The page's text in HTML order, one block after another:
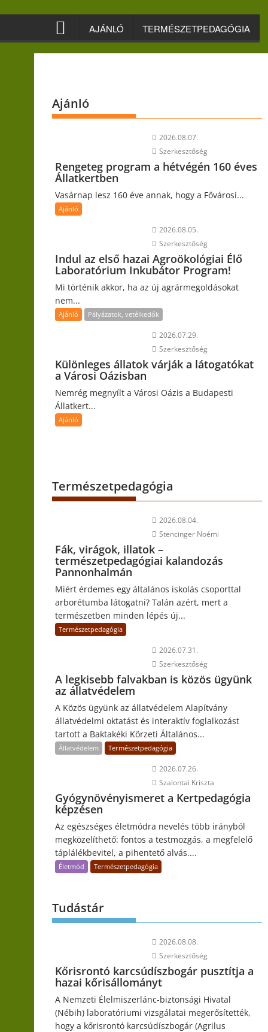
AJÁNLÓ TERMÉSZETPEDAGÓGIA
Ajánló
2026.08.07.
Szerkesztőség
Rengeteg program a hétvégén 160 éves
Állatkertben
Vasárnap lesz 160 éve annak, hogy a Fővárosi...
Ajánló
2026.08.05.
Szerkesztőség
Indul az első hazai Agroökológiai Élő
Laboratórium Inkubátor Program!
Mi történik akkor, ha az új agrármegoldásokat
nem...
Ajánló Pályázatok, vetélkedők
2026.07.29.
Szerkesztőség
Különleges állatok várják a látogatókat
a Városi Oázisban
Nemrég megnyílt a Városi Oázis a Budapesti
Állatkert...
Ajánló
Természetpedagógia
2026.08.04.
Stencinger Noémi
Fák, virágok, illatok –
természetpedagógiai kalandozás
Pannonhalmán
Miért érdemes egy általános iskolás csoporttal
arborétumba látogatni? Talán azért, mert a
természetben minden lépés új...
Természetpedagógia
2026.07.31.
Szerkesztőség
A legkisebb falvakban is közös ügyünk
az állatvédelem
A Közös ügyünk az állatvédelem Alapítvány
állatvédelmi oktatást és interaktív foglalkozást
tartott a Baktakéki Körzeti Általános...
Állatvédelem Természetpedagógia
2026.07.26.
Szalontai Kriszta
Gyógynövényismeret a Kertpedagógia
képzésen
Az egészséges életmódra nevelés több irányból
megközelíthető: fontos a testmozgás, a megfelelő
táplálékbevitel, a pihentető alvás....
Életmód Természetpedagógia
Tudástár
2026.08.08.
Szerkesztőség
Kőrisrontó karcsúdíszbogár pusztítja a
hazai kőrisállományt
A Nemzeti Élelmiszerlánc-biztonsági Hivatal
(Nébih) laboratóriumi vizsgálatai megerősítették,
hogy a kőrisrontó karcsúdíszbogár (Agrilus